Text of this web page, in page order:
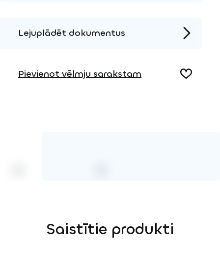
Lejuplādēt dokumentus
Pievienot vēlmju sarakstam
Saistītie produkti